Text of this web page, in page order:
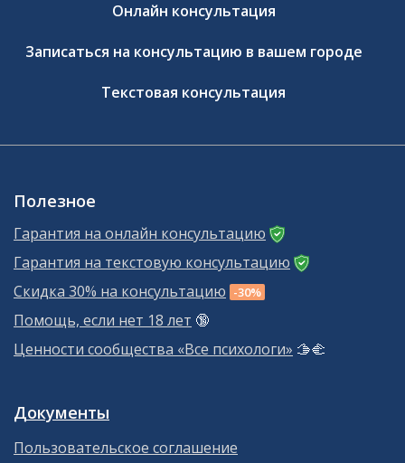
Онлайн консультация
Записаться на консультацию в вашем городе
Текстовая консультация
Полезное
Гарантия на онлайн консультацию
Гарантия на текстовую консультацию
Скидка 30% на консультацию -30%
Помощь, если нет 18 лет 🔞
Ценности сообщества «Все психологи» 🫱‍🫲
Документы
Пользовательское соглашение